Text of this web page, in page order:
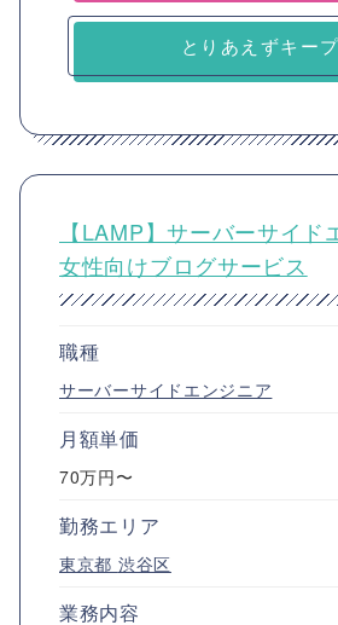
とりあえずキー
【LAMP】サーバーサイ
女性向けブログサービス
職種
サーバーサイドエンジニア
月額単価
70万円〜
勤務エリア
東京都 渋谷区
業務内容